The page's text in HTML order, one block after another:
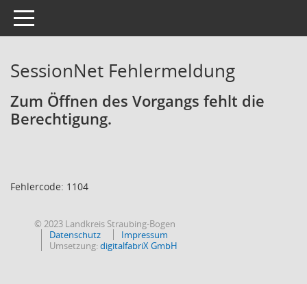
Toggle navigation
SessionNet Fehlermeldung
Zum Öffnen des Vorgangs fehlt die
Berechtigung.
Fehlercode: 1104
© 2023 Landkreis Straubing-Bogen
Datenschutz
Impressum
Umsetzung:digitalfabriX GmbH